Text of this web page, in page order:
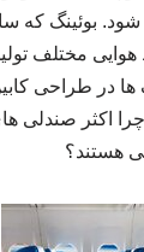
بوئینگ که
مختلف
ها در طراحی
اکثر صندلی
هستند؟